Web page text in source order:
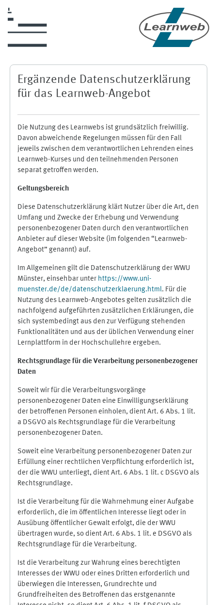
Ergänzende Datenschutzerklärung
für das Learnweb-Angebot
Die Nutzung des Learnwebs ist grundsätzlich freiwillig.
Davon abweichende Regelungen müssen für den Fall
jeweils zwischen dem verantwortlichen Lehrenden eines
Learnweb-Kurses und den teilnehmenden Personen
separat getroffen werden.
Geltungsbereich
Diese Datenschutzerklärung klärt Nutzer über die Art, den
Umfang und Zwecke der Erhebung und Verwendung
personenbezogener Daten durch den verantwortlichen
Anbieter auf dieser Website (im folgenden “Learnweb-
Angebot” genannt) auf.
Im Allgemeinen gilt die Datenschutzerklärung der WWU
Münster, einsehbar unter https://www.uni-
muenster.de/de/datenschutzerklaerung.html. Für die
Nutzung des Learnweb-Angebotes gelten zusätzlich die
nachfolgend aufgeführten zusätzlichen Erklärungen, die
sich systembedingt aus den zur Verfügung stehenden
Funktionalitäten und aus der üblichen Verwendung einer
Lernplattform in der Hochschullehre ergeben.
Rechtsgrundlage für die Verarbeitung personenbezogener
Daten
Soweit wir für die Verarbeitungsvorgänge
personenbezogener Daten eine Einwilligungserklärung
der betroffenen Personen einholen, dient Art. 6 Abs. 1 lit.
a DSGVO als Rechtsgrundlage für die Verarbeitung
personenbezogener Daten.
Soweit eine Verarbeitung personenbezogener Daten zur
Erfüllung einer rechtlichen Verpflichtung erforderlich ist,
der die WWU unterliegt, dient Art. 6 Abs. 1 lit. c DSGVO als
Rechtsgrundlage.
Ist die Verarbeitung für die Wahrnehmung einer Aufgabe
erforderlich, die im öffentlichen Interesse liegt oder in
Ausübung öffentlicher Gewalt erfolgt, die der WWU
übertragen wurde, so dient Art. 6 Abs. 1 lit. e DSGVO als
Rechtsgrundlage für die Verarbeitung.
Ist die Verarbeitung zur Wahrung eines berechtigten
Interesses der WWU oder eines Dritten erforderlich und
überwiegen die Interessen, Grundrechte und
Grundfreiheiten des Betroffenen das erstgenannte